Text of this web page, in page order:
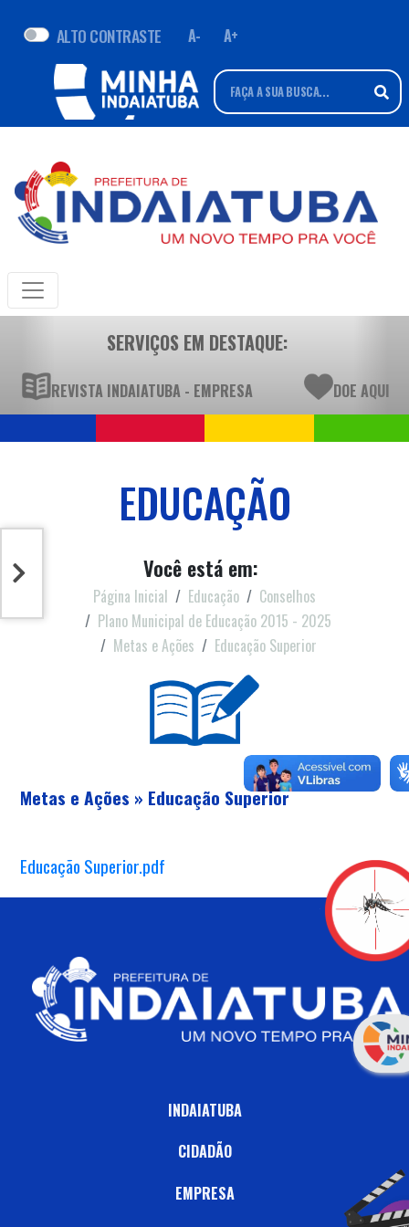
ALTO CONTRASTE A- A+
SERVIÇOS EM DESTAQUE:
REVISTA INDAIATUBA - EMPRESA DOE AQUI
EDUCAÇÃO
Você está em:
Página Inicial Educação
Conselhos
Plano Municipal de Educação 2015 - 2025
Metas e Ações
Educação Superior
Metas e Ações » Educação Superior
Educação Superior.pdf
INDAIATUBA
CIDADÃO
EMPRESA